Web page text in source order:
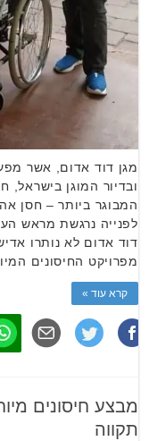
מגן דוד אדום, אשר
ובדיור המוגן בישראל,
לפנייה נרגשת מראש
דוד אדום לא נותרו
מפרויקט החיסונים
קרא עוד »
מבצע חיסונים
תקווה